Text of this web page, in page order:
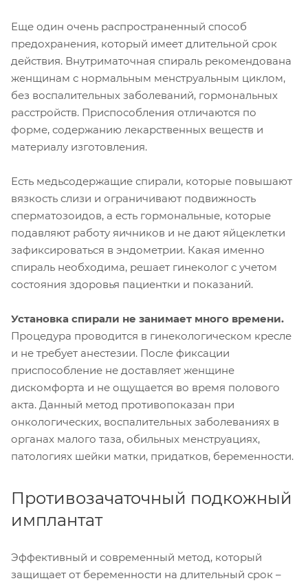
Еще один очень распространенный способ
предохранения, который имеет длительной срок
действия. Внутриматочная спираль рекомендована
женщинам с нормальным менструальным циклом,
без воспалительных заболеваний, гормональных
расстройств. Приспособления отличаются по
форме, содержанию лекарственных веществ и
материалу изготовления.
Есть медьсодержащие спирали, которые повышают
вязкость слизи и ограничивают подвижность
сперматозоидов, а есть гормональные, которые
подавляют работу яичников и не дают яйцеклетки
зафиксироваться в эндометрии. Какая именно
спираль необходима, решает гинеколог с учетом
состояния здоровья пациентки и показаний.
Установка спирали не занимает много времени.
Процедура проводится в гинекологическом кресле
и не требует анестезии. После фиксации
приспособление не доставляет женщине
дискомфорта и не ощущается во время полового
акта. Данный метод противопоказан при
онкологических, воспалительных заболеваниях в
органах малого таза, обильных менструациях,
патологиях шейки матки, придатков, беременности.
Противозачаточный подкожный
имплантат
Эффективный и современный метод, который
защищает от беременности на длительный срок –